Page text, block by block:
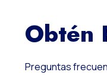
Obtén
Preguntas